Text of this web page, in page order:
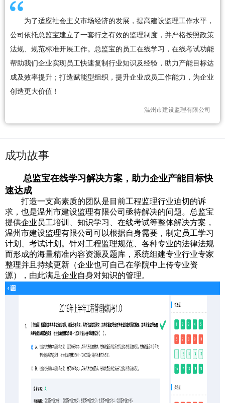
为了适应社会主义市场经济的发展，提高建设监理工作水平，
公司依托总监宝建立了一套行之有效的监理制度，并严格按照政策
法规、规范标准开展工作。总监宝的员工在线学习，在线考试功能
帮助我们企业实现员工快速复制行业知识及经验，助力产能目标达
成及效率提升；打造赋能型组织，提升企业成员工作能力，为企业
创造更大价值！
温州市建设监理有限公司
成功故事
总监宝在线学习解决方案，助力企业产能目标快
速达成
打造一支高素质的团队是目前工程监理行业迫切的诉
求，也是温州市建设监理有限公司亟待解决的问题。总监宝
提供企业员工培训、知识学习、在线考试等整体解决方案，
温州市建设监理有限公司可以根据自身需要，制定员工学习
计划、考试计划。针对工程监理规范、各种专业的法律法规
而形成的海量精准内容资源及题库，系统组建专业行业专家
整理并且持续更新（企业也可自己在学院中上传专业资
源），由此满足企业自身对知识的管理。